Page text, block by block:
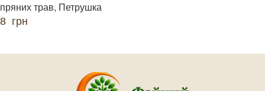
пряних трав, Петрушка
8 грн